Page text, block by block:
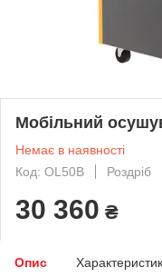
Мобільний
Немає в наявності
Код: OL50B
Роздріб
30 360 ₴
Опис